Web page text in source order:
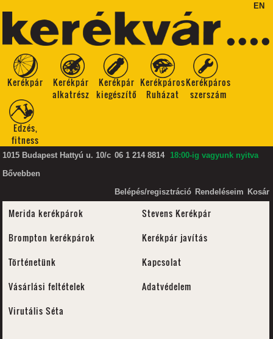
EN
Kerékpár
Kerékpár
alkatrész
Kerékpár
kiegészítő
Kerékpáros
Ruházat
Kerékpáros
szerszám
Edzés,
fitness
1015 Budapest Hattyú u. 10/c 06 1 214 8814 18:00-ig vagyunk nyitva
Bővebben
Belépés/regisztráció Rendeléseim Kosár
Merida kerékpárok
Stevens Kerékpár
Brompton kerékpárok
Kerékpár javítás
Történetünk
Kapcsolat
Vásárlási feltételek
Adatvédelem
Virutális Séta